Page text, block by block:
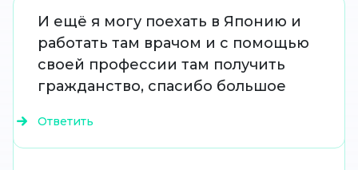
И ещё я могу поехать в Японию и
работать там врачом и с помощью
своей профессии там получить
гражданство, спасибо большое
Ответить